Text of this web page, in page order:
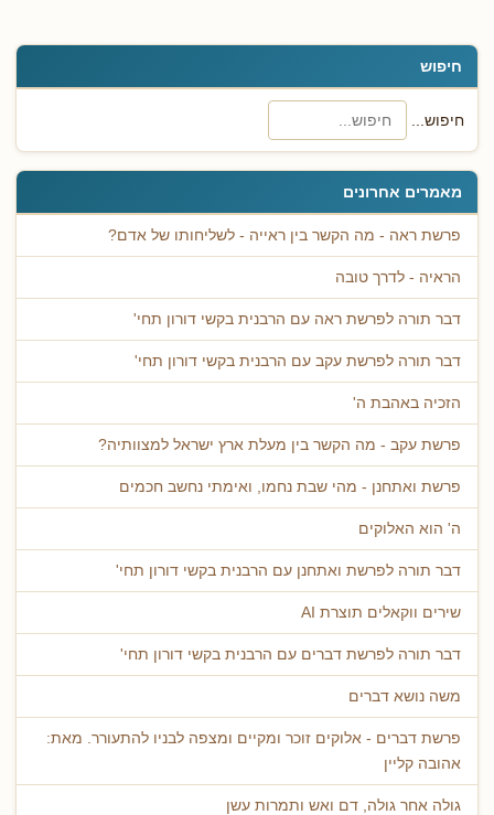
חיפוש
חיפוש...
מאמרים אחרונים
פרשת ראה - מה הקשר בין ראייה - לשליחותו של אדם?
הראיה - לדרך טובה
דבר תורה לפרשת ראה עם הרבנית בקשי דורון תחי'
דבר תורה לפרשת עקב עם הרבנית בקשי דורון תחי'
הזכיה באהבת ה'
פרשת עקב - מה הקשר בין מעלת ארץ ישראל למצוותיה?
פרשת ואתחנן - מהי שבת נחמו, ואימתי נחשב חכמים
ה' הוא האלוקים
דבר תורה לפרשת ואתחנן עם הרבנית בקשי דורון תחי'
שירים ווקאלים תוצרת AI
דבר תורה לפרשת דברים עם הרבנית בקשי דורון תחי'
משה נושא דברים
פרשת דברים - אלוקים זוכר ומקיים ומצפה לבניו להתעורר. מאת:
אהובה קליין
גולה אחר גולה, דם ואש ותמרות עשן